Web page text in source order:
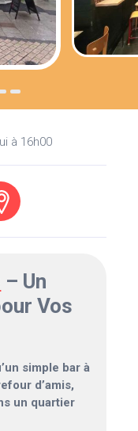
à 16h00
– Un
Vos
simple bar à
d’amis,
un quartier